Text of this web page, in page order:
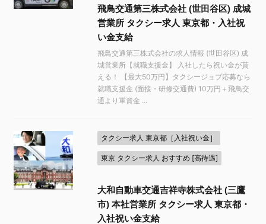
飛鳥交通第三株式会社 (世田谷区) 成城
営業所 タクシー求人 東京都・入社祝
い金支給
飛鳥交通第三株式会社の求人情報 (世田谷区) 成
城営業所【就職支援金】 入社したら祝い金が貰
える！ 【最大50万円】タクシージョブ応募なら
就職支援金 (面接・研修交通費) 10万円＋飛鳥交
通より軍資金 ...
タクシー求人 東京都［入社祝い金］
東京 タクシー求人 おすすめ [高待遇]
大和自動車交通吉祥寺株式会社 (三鷹
市) 本社営業所 タクシー求人 東京都・
入社祝い金支給